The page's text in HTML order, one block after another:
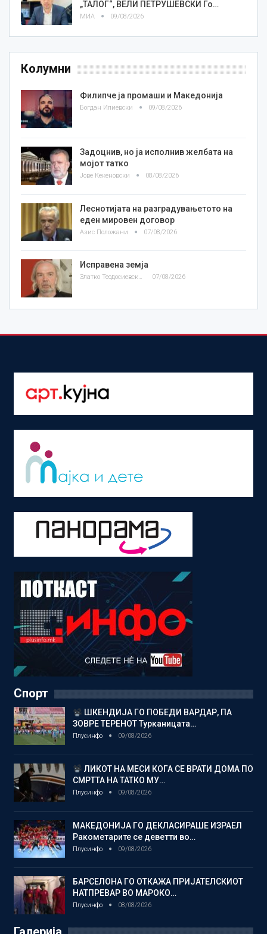
„ТАЛОГ“, ВЕЛИ ПЕТРУШЕВСКИ Го…
МИА 09/08/2026
Колумни
Филипче ја промаши и Македонија
Богдан Илиевски 09/08/2026
Задоцнив, но ја исполнив желбата на
мојот татко
Јове Кекеновски 08/08/2026
Леснотијата на разградувањетото на
еден мировен договор
Азис Положани 07/08/2026
Исправена земја
Златко Теодосиевски 07/08/2026
Спорт
ШКЕНДИЈА ГО ПОБЕДИ ВАРДАР, ПА
ЗОВРЕ ТЕРЕНОТ Турканицата…
Плусинфо 09/08/2026
ЛИКОТ НА МЕСИ КОГА СЕ ВРАТИ ДОМА ПО
СМРТТА НА ТАТКО МУ…
Плусинфо 09/08/2026
МАКЕДОНИЈА ГО ДЕКЛАСИРАШЕ ИЗРАЕЛ
Ракометарите се деветти во…
Плусинфо 09/08/2026
БАРСЕЛОНА ГО ОТКАЖА ПРИЈАТЕЛСКИОТ
НАТПРЕВАР ВО МАРОКО…
Плусинфо 08/08/2026